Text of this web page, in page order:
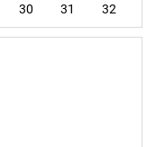
30 31 32